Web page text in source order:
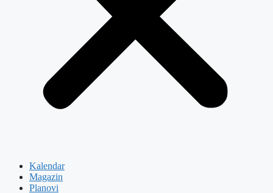
Kalendar
Magazin
Planovi